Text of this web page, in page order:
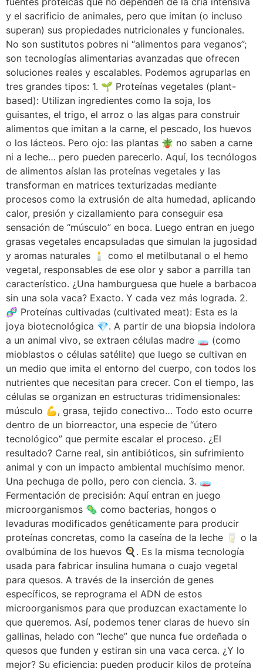
y el sacrificio de animales, pero que imitan (o incluso
superan) sus propiedades nutricionales y funcionales.
No son sustitutos pobres ni “alimentos para veganos”;
son tecnologías alimentarias avanzadas que ofrecen
soluciones reales y escalables. Podemos agruparlas en
tres grandes tipos: 1. 🌱 Proteínas vegetales (plant-
based): Utilizan ingredientes como la soja, los
guisantes, el trigo, el arroz o las algas para construir
alimentos que imitan a la carne, el pescado, los huevos
o los lácteos. Pero ojo: las plantas 🪴 no saben a carne
ni a leche… pero pueden parecerlo. Aquí, los tecnólogos
de alimentos aíslan las proteínas vegetales y las
transforman en matrices texturizadas mediante
procesos como la extrusión de alta humedad, aplicando
calor, presión y cizallamiento para conseguir esa
sensación de “músculo” en boca. Luego entran en juego
grasas vegetales encapsuladas que simulan la jugosidad
y aromas naturales 🕯️ como el metilbutanal o el hemo
vegetal, responsables de ese olor y sabor a parrilla tan
característico. ¿Una hamburguesa que huele a barbacoa
sin una sola vaca? Exacto. Y cada vez más lograda. 2.
🧬 Proteínas cultivadas (cultivated meat): Esta es la
joya biotecnológica 💎. A partir de una biopsia indolora
a un animal vivo, se extraen células madre 🧫 (como
mioblastos o células satélite) que luego se cultivan en
un medio que imita el entorno del cuerpo, con todos los
nutrientes que necesitan para crecer. Con el tiempo, las
células se organizan en estructuras tridimensionales:
músculo 💪, grasa, tejido conectivo… Todo esto ocurre
dentro de un biorreactor, una especie de “útero
tecnológico” que permite escalar el proceso. ¿El
resultado? Carne real, sin antibióticos, sin sufrimiento
animal y con un impacto ambiental muchísimo menor.
Una pechuga de pollo, pero con ciencia. 3. 🧫
Fermentación de precisión: Aquí entran en juego
microorganismos 🦠 como bacterias, hongos o
levaduras modificados genéticamente para producir
proteínas concretas, como la caseína de la leche 🥛 o la
ovalbúmina de los huevos 🍳. Es la misma tecnología
usada para fabricar insulina humana o cuajo vegetal
para quesos. A través de la inserción de genes
específicos, se reprograma el ADN de estos
microorganismos para que produzcan exactamente lo
que queremos. Así, podemos tener claras de huevo sin
gallinas, helado con “leche” que nunca fue ordeñada o
quesos que funden y estiran sin una vaca cerca. ¿Y lo
mejor? Su eficiencia: pueden producir kilos de proteína